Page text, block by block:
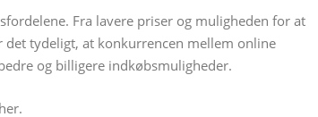
Fra lavere priser og muligheden for at
tydeligt, at konkurrencen mellem online
og billigere indkøbsmuligheder.
her.